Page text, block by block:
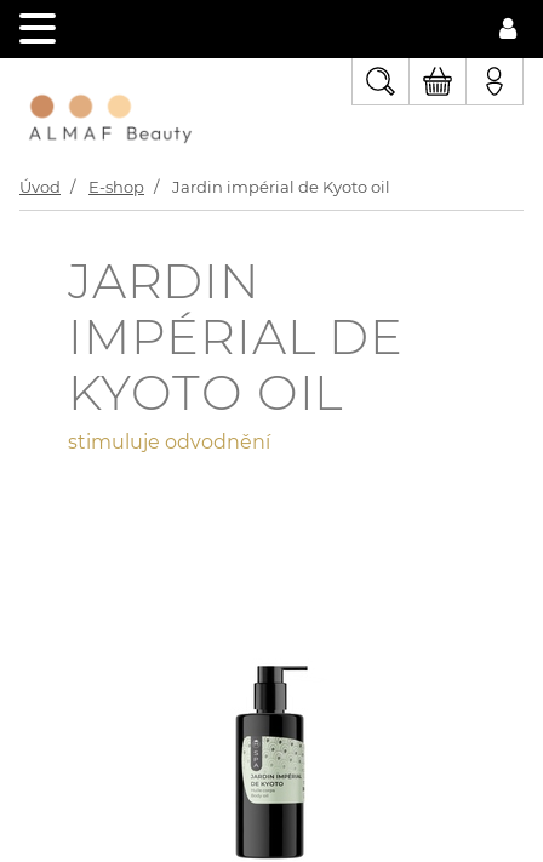
Úvod E-shop Jardin impérial de Kyoto oil
JARDIN
IMPÉRIAL DE
KYOTO OIL
stimuluje odvodnění